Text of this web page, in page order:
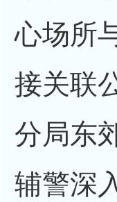
心场所
接关联
分局东
辅警深